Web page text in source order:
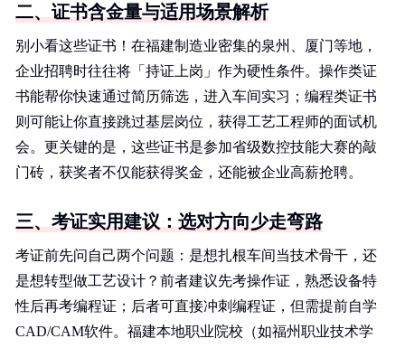
二、证书含金量与适用场景解析
别小看这些证书！在福建制造业密集的泉州、厦门等地，
企业招聘时往往将「持证上岗」作为硬性条件。操作类证
书能帮你快速通过简历筛选，进入车间实习；编程类证书
则可能让你直接跳过基层岗位，获得工艺工程师的面试机
会。更关键的是，这些证书是参加省级数控技能大赛的敲
门砖，获奖者不仅能获得奖金，还能被企业高薪抢聘。
三、考证实用建议：选对方向少走弯路
考证前先问自己两个问题：是想扎根车间当技术骨干，还
是想转型做工艺设计？前者建议先考操作证，熟悉设备特
性后再考编程证；后者可直接冲刺编程证，但需提前自学
CAD/CAM软件。福建本地职业院校（如福州职业技术学